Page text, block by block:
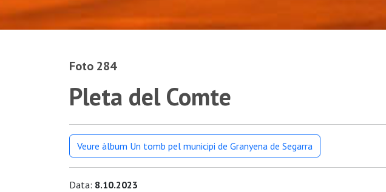
Foto 284
Pleta del Comte
Veure àlbum Un tomb pel municipi de Granyena de Segarra
Data: 8.10.2023